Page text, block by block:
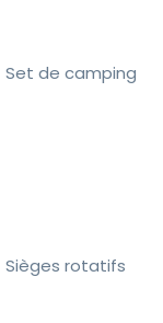
Set de camping
Sièges rotatifs